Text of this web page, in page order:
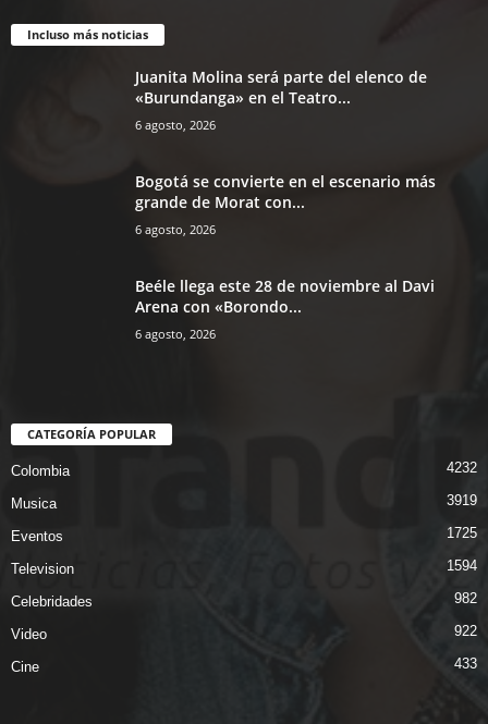
Incluso más noticias
Juanita Molina será parte del elenco de
«Burundanga» en el Teatro...
6 agosto, 2026
Bogotá se convierte en el escenario más
grande de Morat con...
6 agosto, 2026
Beéle llega este 28 de noviembre al Davi
Arena con «Borondo...
6 agosto, 2026
CATEGORÍA POPULAR
Colombia 4232
Musica 3919
Eventos 1725
Television 1594
Celebridades 982
Video 922
Cine 433